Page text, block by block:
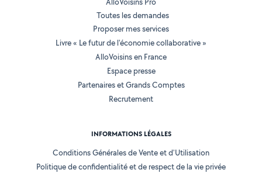
Toutes les demandes
Proposer mes services
Livre « Le futur de l'économie collaborative »
AlloVoisins en France
Espace presse
Partenaires et Grands Comptes
Recrutement
INFORMATIONS LÉGALES
Conditions Générales de Vente et d'Utilisation
Politique de confidentialité et de respect de la vie privée